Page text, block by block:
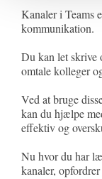
Kanaler i Teams
kommunikation.
Du kan let skrive
omtale kolleger
Ved at bruge
kan du hjælpe
effektiv og
Nu hvor du har
kanaler,